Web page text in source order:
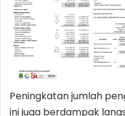
Peningkatan jumlah
ini juga berdampak